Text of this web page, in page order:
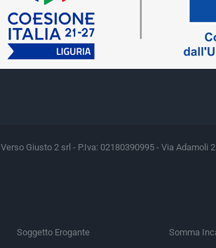
Verso Giusto 2 srl - P.Iva: 02180390995 - Via Adamoli
Soggetto Erogante Somma